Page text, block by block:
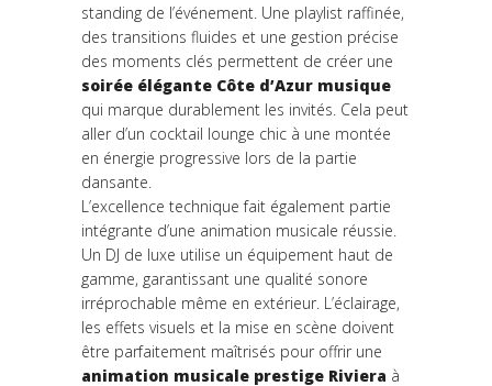
standing de l’événement. Une playlist raffinée,
des transitions fluides et une gestion précise
des moments clés permettent de créer une
soirée élégante Côte d’Azur musique
qui marque durablement les invités. Cela peut
aller d’un cocktail lounge chic à une montée
en énergie progressive lors de la partie
dansante.
L’excellence technique fait également partie
intégrante d’une animation musicale réussie.
Un DJ de luxe utilise un équipement haut de
gamme, garantissant une qualité sonore
irréprochable même en extérieur. L’éclairage,
les effets visuels et la mise en scène doivent
être parfaitement maîtrisés pour offrir une
animation musicale prestige Riviera à